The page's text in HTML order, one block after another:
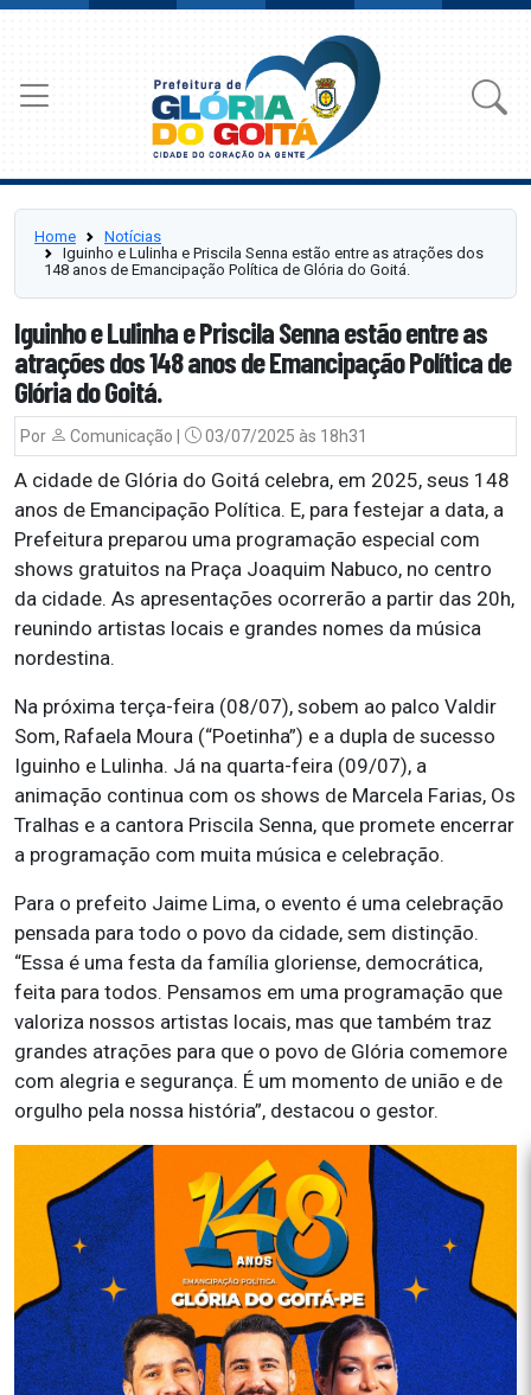
Home
Notícias
Iguinho e Lulinha e Priscila Senna estão entre as atrações dos
148 anos de Emancipação Política de Glória do Goitá.
Iguinho e Lulinha e Priscila Senna estão entre as
atrações dos 148 anos de Emancipação Política de
Glória do Goitá.
Por Comunicação | 03/07/2025 às 18h31
A cidade de Glória do Goitá celebra, em 2025, seus 148
anos de Emancipação Política. E, para festejar a data, a
Prefeitura preparou uma programação especial com
shows gratuitos na Praça Joaquim Nabuco, no centro
da cidade. As apresentações ocorrerão a partir das 20h,
reunindo artistas locais e grandes nomes da música
nordestina.
Na próxima terça-feira (08/07), sobem ao palco Valdir
Som, Rafaela Moura (“Poetinha”) e a dupla de sucesso
Iguinho e Lulinha. Já na quarta-feira (09/07), a
animação continua com os shows de Marcela Farias, Os
Tralhas e a cantora Priscila Senna, que promete encerrar
a programação com muita música e celebração.
Para o prefeito Jaime Lima, o evento é uma celebração
pensada para todo o povo da cidade, sem distinção.
“Essa é uma festa da família gloriense, democrática,
feita para todos. Pensamos em uma programação que
valoriza nossos artistas locais, mas que também traz
grandes atrações para que o povo de Glória comemore
com alegria e segurança. É um momento de união e de
orgulho pela nossa história”, destacou o gestor.